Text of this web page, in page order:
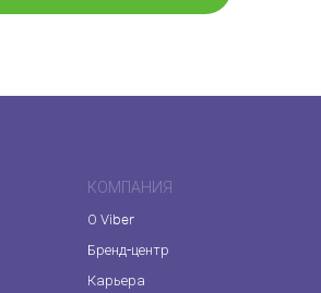
КОМПАНИЯ
О Viber
Бренд-центр
Карьера